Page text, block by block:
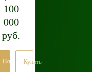
100
000
руб.
ПодробнееКупить